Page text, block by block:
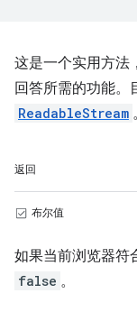
这是一个实用方法
回答所需的功能。
ReadableStream 。
返回
布尔值
如果当前浏览器符
false 。